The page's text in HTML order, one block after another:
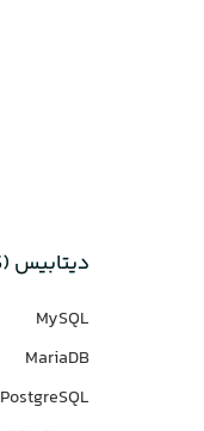
دیتابیس‌ (DBaaS)
MySQL
MariaDB
PostgreSQL